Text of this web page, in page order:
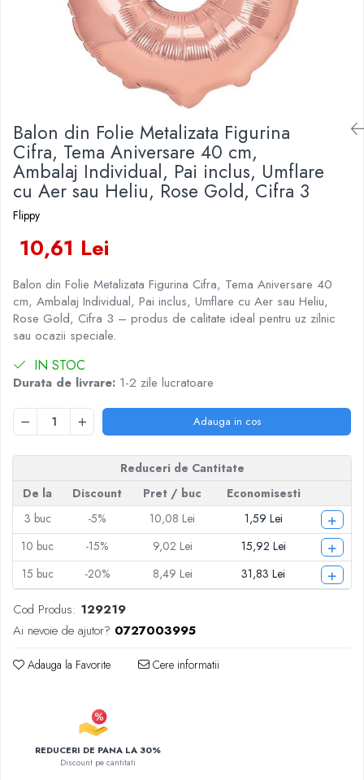
Veselă pentru Masă
Articole pentru Casa si Curatenie
Accesorii Ingrijire Casa
Lumanari
Maturi, Perii, Mopuri si Galeti
Perne Voiaj, Paturi si Textile
Produse Curatenie
Produse ingrijire incaltaminte
Radiatoare si Seminee electrice
Steaguri
Tapet 3D Autoadeziv
Umidificatoare
Uscatoare si Standere Haine
Articole pentru Iluminat
Lampi de veghe
Transport şi Ridicat
Videoproiectoare
Baloane Latex
Baloane si Accesorii Absolvire
Baloane si Accesorii Halloween
Costume si Deghizare
Fete Masa si Perdele Franjurate
Lumanari si Toppere
Pompe Baloane
Seturi si Arcade Baloane
Tematica Nunta
Iluminat Festiv
Instalatii de Craciun
Kendama Rubber Grip V3 Cupe
Kendama Silken V3 King Size
Kendama Super Sticky V2 Cupe
Balon din Folie Metalizata Figurina
Cifra, Tema Aniversare 40 cm,
Ambalaj Individual, Pai inclus, Umflare
cu Aer sau Heliu, Rose Gold, Cifra 3
Flippy
10,61 Lei
Balon din Folie Metalizata Figurina Cifra, Tema Aniversare 40
cm, Ambalaj Individual, Pai inclus, Umflare cu Aer sau Heliu,
Rose Gold, Cifra 3 – produs de calitate ideal pentru uz zilnic
sau ocazii speciale.
IN STOC
Durata de livrare: 1-2 zile lucratoare
Adauga in cos
Reduceri de Cantitate
De la
Discount Pret / buc
Economisesti
3 buc -5% 10,08 Lei 1,59 Lei +
10 buc -15% 9,02 Lei 15,92 Lei +
15 buc -20% 8,49 Lei 31,83 Lei +
Cod Produs: 129219
Ai nevoie de ajutor? 0727003995
Adauga la Favorite Cere informatii
REDUCERI DE PANA LA 30%
Discount pe cantitati